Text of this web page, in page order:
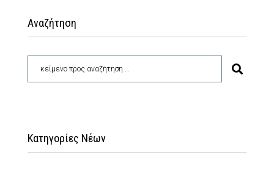
Αναζήτηση
Κατηγορίες Νέων